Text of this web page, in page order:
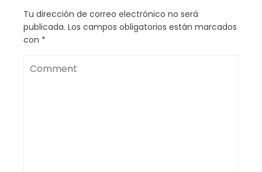
Tu dirección de correo electrónico no será
publicada. Los campos obligatorios están marcados
con *